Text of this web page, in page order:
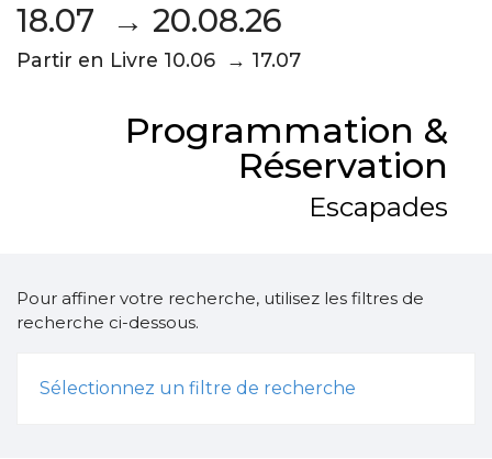
18.07 → 20.08.26
Partir en Livre 10.06 → 17.07
Programmation &
Réservation
Escapades
Pour affiner votre recherche, utilisez les filtres de
recherche ci-dessous.
Sélectionnez un filtre de recherche